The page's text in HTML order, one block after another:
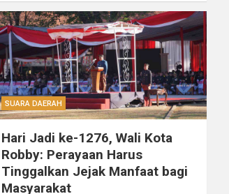
SUARA DAERAH
Hari Jadi ke-1276, Wali Kota
Robby: Perayaan Harus
Tinggalkan Jejak Manfaat bagi
Masyarakat